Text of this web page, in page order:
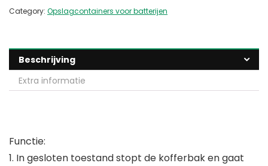
Category: Opslagcontainers voor batterijen
Beschrijving
Extra informatie
Functie:
1. In gesloten toestand stopt de kofferbak en gaat